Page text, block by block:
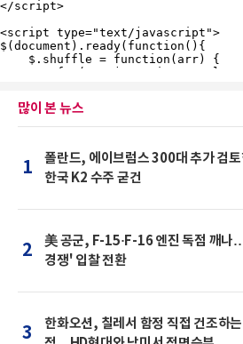
많이 본 뉴스
1
폴란드, 에이브럼스 300대 추가 검
한국 K2 수주 굳건
2
美 공군, F-15·F-16 엔진 독점 깨나
경쟁' 입찰 전환
3
한화오션, 칠레서 함정 직접 건조하